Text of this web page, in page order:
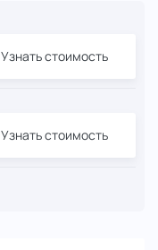
Узнать стоимость
Узнать стоимость